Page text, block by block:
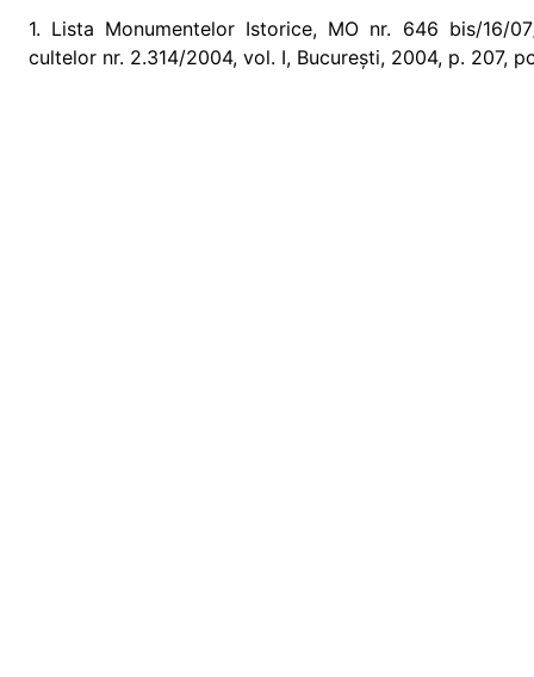
1. Lista Monumentelor Istorice, MO nr. 646 bis/16/
cultelor nr. 2.314/2004, vol. I, București, 2004, p. 207,